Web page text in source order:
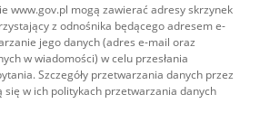
www.gov.pl mogą zawierać adresy skrzynek
z odnośnika będącego adresem e-
jego danych (adres e-mail oraz
w wiadomości) w celu przesłania
Szczegóły przetwarzania danych przez
się w ich politykach przetwarzania danych